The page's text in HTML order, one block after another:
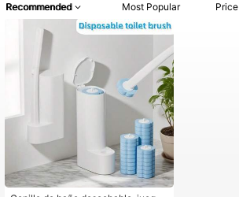
Recommended Most Popular Price